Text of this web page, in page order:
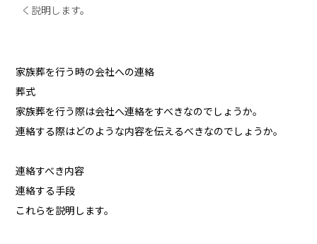
く説明します。
家族葬を行う時の会社への連絡
葬式
家族葬を行う際は会社へ連絡をすべきなのでしょうか。
連絡する際はどのような内容を伝えるべきなのでしょうか。
連絡すべき内容
連絡する手段
これらを説明します。